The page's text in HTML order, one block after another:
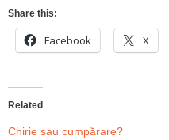
Share this:
Facebook X
Related
Chirie sau cumpărare?